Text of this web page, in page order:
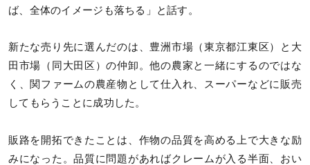
ば、全体のイメージも落ちる」と話す。
新たな売り先に選んだのは、豊洲市場（東京都江東区）と大
田市場（同大田区）の仲卸。他の農家と一緒にするのではな
く、関ファームの農産物として仕入れ、スーパーなどに販売
してもらうことに成功した。
販路を開拓できたことは、作物の品質を高める上で大きな励
みになった。品質に問題があればクレームが入る半面、おい